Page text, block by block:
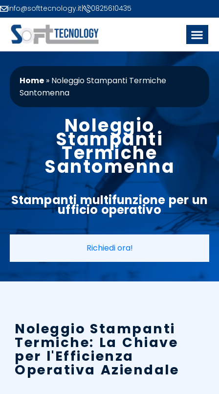
info@softtecnology.it 0825610435
Home » Noleggio Stampanti Termiche
Santomenna
Noleggio
Stampanti
Termiche
Santomenna
Stampanti multifunzione per un
ufficio operativo
Richiedi ora!
Noleggio Stampanti
Termiche: La Chiave
per l'Efficienza
Operativa Aziendale